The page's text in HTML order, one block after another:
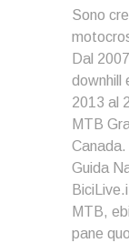
Sono
Dal
downhill
2013 al
MTB
Guida
MTB,
pane